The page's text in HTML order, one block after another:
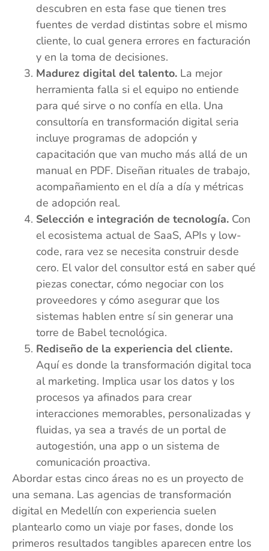
descubren en esta fase que tienen tres
fuentes de verdad distintas sobre el mismo
cliente, lo cual genera errores en facturación
y en la toma de decisiones.
Madurez digital del talento. La mejor
herramienta falla si el equipo no entiende
para qué sirve o no confía en ella. Una
consultoría en transformación digital seria
incluye programas de adopción y
capacitación que van mucho más allá de un
manual en PDF. Diseñan rituales de trabajo,
acompañamiento en el día a día y métricas
de adopción real.
Selección e integración de tecnología. Con
el ecosistema actual de SaaS, APIs y low-
code, rara vez se necesita construir desde
cero. El valor del consultor está en saber qué
piezas conectar, cómo negociar con los
proveedores y cómo asegurar que los
sistemas hablen entre sí sin generar una
torre de Babel tecnológica.
Rediseño de la experiencia del cliente.
Aquí es donde la transformación digital toca
al marketing. Implica usar los datos y los
procesos ya afinados para crear
interacciones memorables, personalizadas y
fluidas, ya sea a través de un portal de
autogestión, una app o un sistema de
comunicación proactiva.
Abordar estas cinco áreas no es un proyecto de
una semana. Las agencias de transformación
digital en Medellín con experiencia suelen
plantearlo como un viaje por fases, donde los
primeros resultados tangibles aparecen entre los